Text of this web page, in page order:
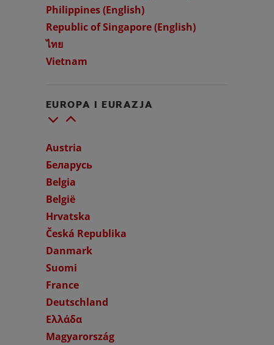
Philippines (English)
Republic of Singapore (English)
ไทย
Vietnam
EUROPA I EURAZJA
Austria
Беларусь
Belgia
België
Hrvatska
Česká Republika
Danmark
Suomi
France
Deutschland
Ελλάδα
Magyarország